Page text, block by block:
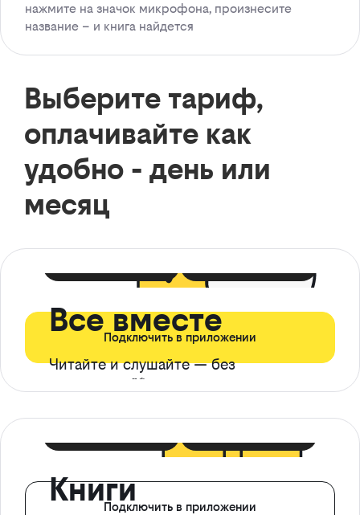
нажмите на значок микрофона, произнесите
название – и книга найдется
Выберите тариф,
оплачивайте как
удобно - день или
месяц
Все вместе
Читайте и слушайте — без
ограничений*
Подключить в приложении
КнигиПодключить в приложении